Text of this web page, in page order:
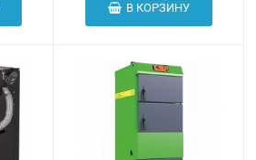
В КОРЗИНУ